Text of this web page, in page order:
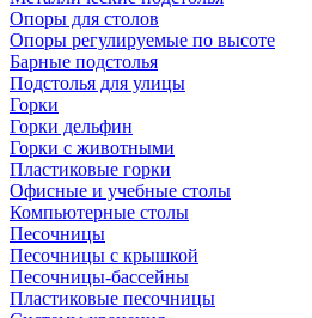
Опоры для столов
Опоры регулируемые по высоте
Барные подстолья
Подстолья для улицы
Горки
Горки дельфин
Горки с животными
Пластиковые горки
Офисные и учебные столы
Компьютерные столы
Песочницы
Песочницы с крышкой
Песочницы-бассейны
Пластиковые песочницы